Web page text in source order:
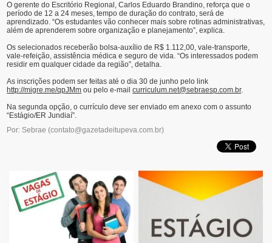
O gerente do Escritório Regional, Carlos Eduardo Brandino, reforça que o
período de 12 a 24 meses, tempo de duração do contrato, será de
aprendizado. “Os estudantes vão conhecer mais sobre rotinas administrativas,
além de aprenderem sobre organização e planejamento”, explica.
Os selecionados receberão bolsa-auxílio de R$ 1.112,00, vale-transporte,
vale-refeição, assistência médica e seguro de vida. “Os interessados podem
residir em qualquer cidade da região”, detalha.
As inscrições podem ser feitas até o dia 30 de junho pelo link
http://migre.me/qpJMm ou pelo e-mailcurriculum.net@sebraesp.com.br.
Na segunda opção, o currículo deve ser enviado em anexo com o assunto
“Estágio/ER Jundiaí”.
Por: Sebrae (contato@gazetadeitupeva.com.br)